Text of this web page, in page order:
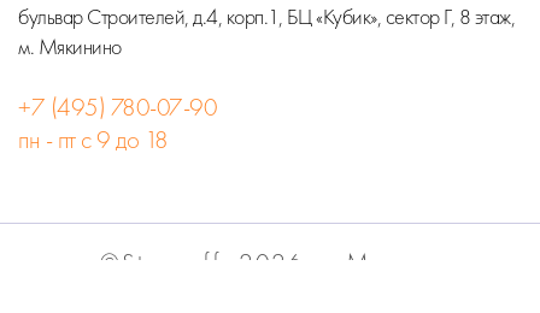
бульвар Строителей, д.4, корп.1, БЦ «Кубик», сектор Г, 8 этаж,
м. Мякинино
+7 (495) 780-07-90
пн - пт с 9 до 18
©Stormoff, 2026, г. Москва